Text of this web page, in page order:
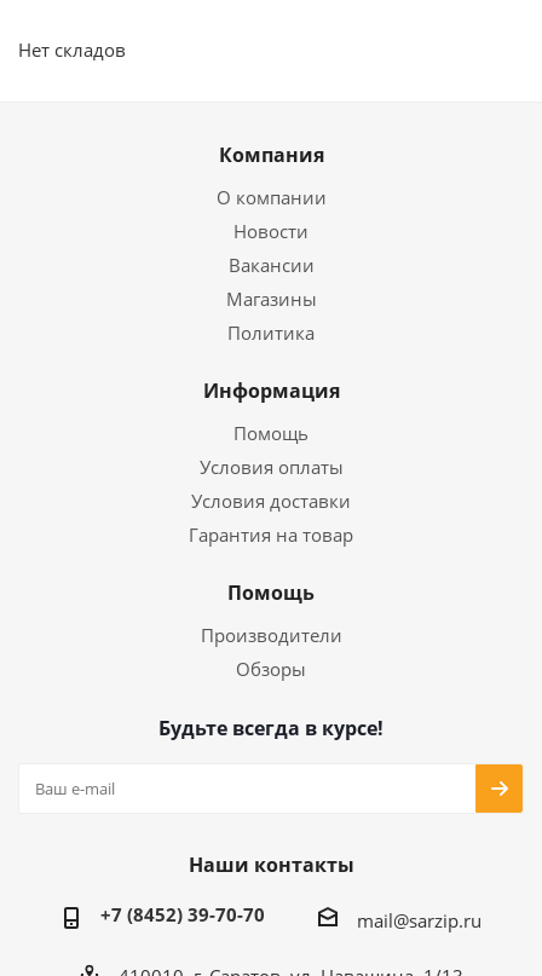
Нет складов
Компания
О компании
Новости
Вакансии
Магазины
Политика
Информация
Помощь
Условия оплаты
Условия доставки
Гарантия на товар
Помощь
Производители
Обзоры
Будьте всегда в курсе!
Наши контакты
+7 (8452) 39-70-70 mail@sarzip.ru